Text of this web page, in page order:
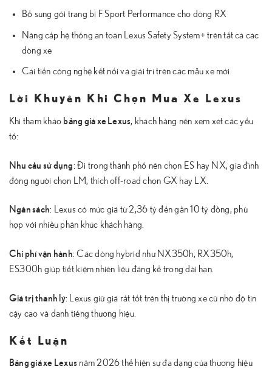
Bổ sung gói trang bị F Sport Performance cho dòng RX
Nâng cấp hệ thống an toàn Lexus Safety System+ trên tất cả các
dòng xe
Cải tiến công nghệ kết nối và giải trí trên các mẫu xe mới
Lời Khuyên Khi Chọn Mua Xe Lexus
Khi tham khảo bảng giá xe Lexus, khách hàng nên xem xét các yếu
tố:
Nhu cầu sử dụng: Đi trong thành phố nên chọn ES hay NX, gia đình
đông người chọn LM, thích off-road chọn GX hay LX.
Ngân sách: Lexus có mức giá từ 2,36 tỷ đến gần 10 tỷ đồng, phù
hợp với nhiều phân khúc khách hàng.
Chi phí vận hành: Các dòng hybrid như NX350h, RX350h,
ES300h giúp tiết kiệm nhiên liệu đáng kể trong dài hạn.
Giá trị thanh lý: Lexus giữ giá rất tốt trên thị trường xe cũ nhờ độ tin
cậy cao và danh tiếng thương hiệu.
Kết Luận
Bảng giá xe Lexus năm 2026 thể hiện sự đa dạng của thương hiệu